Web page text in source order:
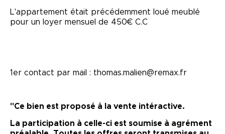
L'appartement était précédemment loué meublé
pour un loyer mensuel de 450€ C.C
1er contact par mail : thomas.malien@remax.fr
"Ce bien est proposé à la vente intéractive.
La participation à celle-ci est soumise à agrément